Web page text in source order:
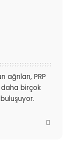
PRP
birçok